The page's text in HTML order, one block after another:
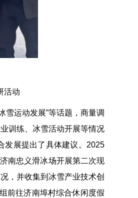
活动
雪运动发展”等话题，商量调
训练、冰雪活动开展等情况
发展提出了具体建议。2025
南忠义滑冰场开展第二次现
，并收集到冰雪产业技术创
前往济南埠村综合休闲度假